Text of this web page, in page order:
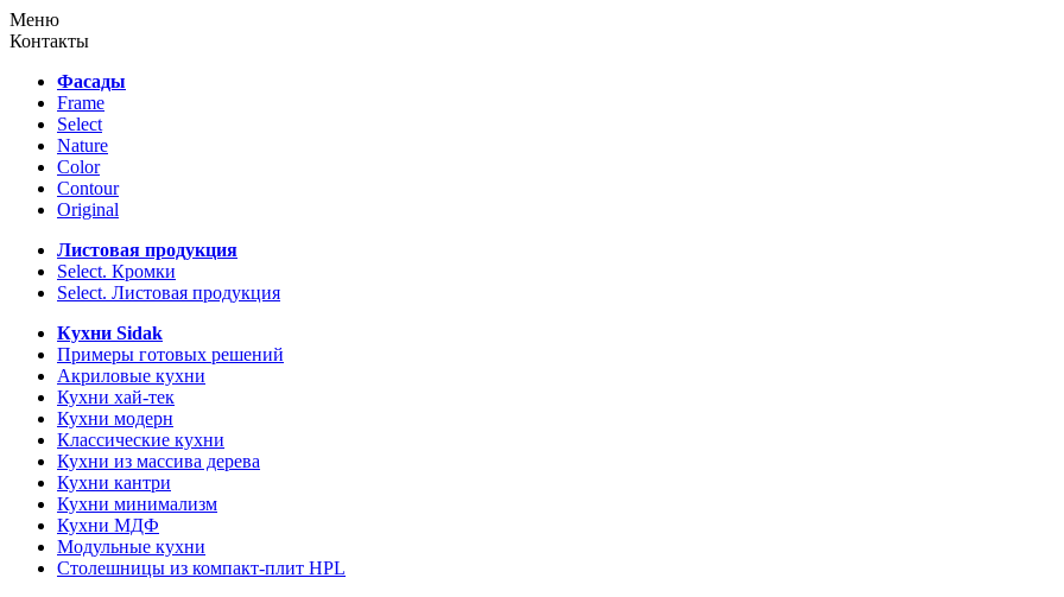
Меню
Контакты
Фасады
Frame
Select
Nature
Color
Contour
Original
Листовая продукция
Select. Кромки
Select. Листовая продукция
Кухни Sidak
Примеры готовых решений
Акриловые кухни
Кухни хай-тек
Кухни модерн
Классические кухни
Кухни из массива дерева
Кухни кантри
Кухни минимализм
Кухни МДФ
Модульные кухни
Столешницы из компакт-плит HPL